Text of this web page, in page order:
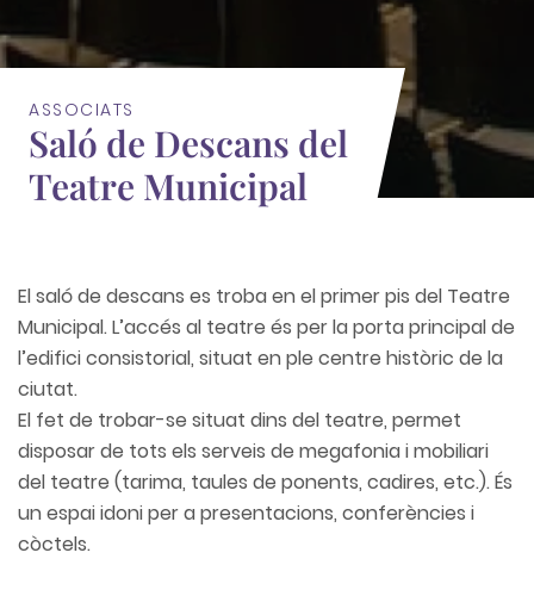
ASSOCIATS
Saló de Descans del
Teatre Municipal
El saló de descans es troba en el primer pis del Teatre
Municipal. L’accés al teatre és per la porta principal de
l’edifici consistorial, situat en ple centre històric de la
ciutat.
El fet de trobar-se situat dins del teatre, permet
disposar de tots els serveis de megafonia i mobiliari
del teatre (tarima, taules de ponents, cadires, etc.). És
un espai idoni per a presentacions, conferències i
còctels.